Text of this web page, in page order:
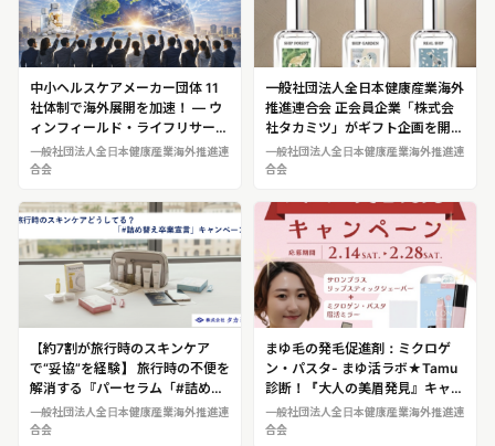
中小ヘルスケアメーカー団体 11
社体制で海外展開を加速！ — ウ
ィンフィールド・ライフリサーチ
が新規参画 —
一般社団法人全日本健康産業海外推進連
合会
一般社団法人全日本健康産業海外
推進連合会 正会員企業「株式会
社タカミツ」がギフト企画を開始
【“シップの香り好き”は約7割】
愛知のシップ薬 製造メーカー タ
HIPオードパルファム』のギフト
企画を10月22日～開始
一般社団法人全日本健康産業海外推進連
合会
【約7割が旅行時のスキンケア
で“妥協”を経験】 旅行時の不便を
解消する『パーセラム「#詰め替
え卒業」宣言 キャンペーン』を
12月24日より開始
一般社団法人全日本健康産業海外推進連
合会
まゆ毛の発毛促進剤：ミクロゲ
ン・パスタ- まゆ活ラボ★Tamu
診断！『大人の美眉発見』キャン
ペーン -Instagramフォロー＆コ
メントでまゆ活グッズプレゼン
一般社団法人全日本健康産業海外推進連
合会